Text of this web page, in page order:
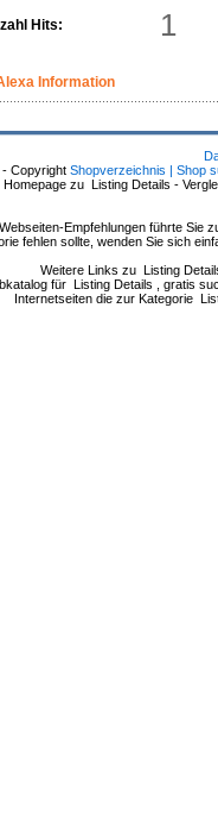
Hits: 1
Information
Copyright Shopverzeichnis | Shop
Homepage zu Listing Details -
Empfehlungen führte Sie
fehlen sollte, wenden Sie sich
Weitere Links zu Listing
für Listing Details , gratis
Internetseiten die zur Kategorie